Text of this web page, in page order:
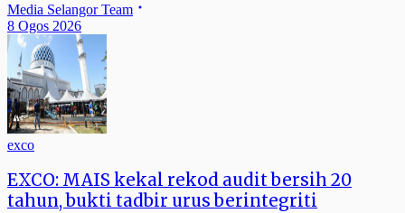
Media Selangor Team
8 Ogos 2026
exco
EXCO: MAIS kekal rekod audit bersih 20
tahun, bukti tadbir urus berintegriti